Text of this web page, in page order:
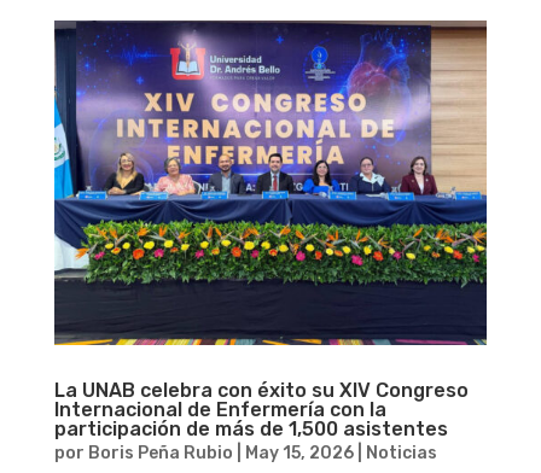
La UNAB celebra con éxito su XIV Congreso
Internacional de Enfermería con la
participación de más de 1,500 asistentes
por Boris Peña Rubio May 15, 2026| Noticias